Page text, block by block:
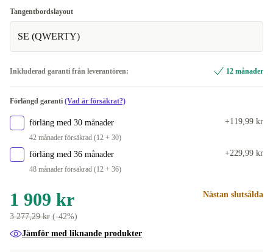
Tangentbordslayout
SE (QWERTY)
Inkluderad garanti från leverantören: 12 månader
Förlängd garanti (Vad är försäkrat?)
förläng med 30 månader
42 månader försäkrad (12 + 30)
+119,99 kr
förläng med 36 månader
48 månader försäkrad (12 + 36)
+229,99 kr
1 909 kr
3 277,29 kr (-42%)
Nästan slutsålda
Jämför med liknande produkter